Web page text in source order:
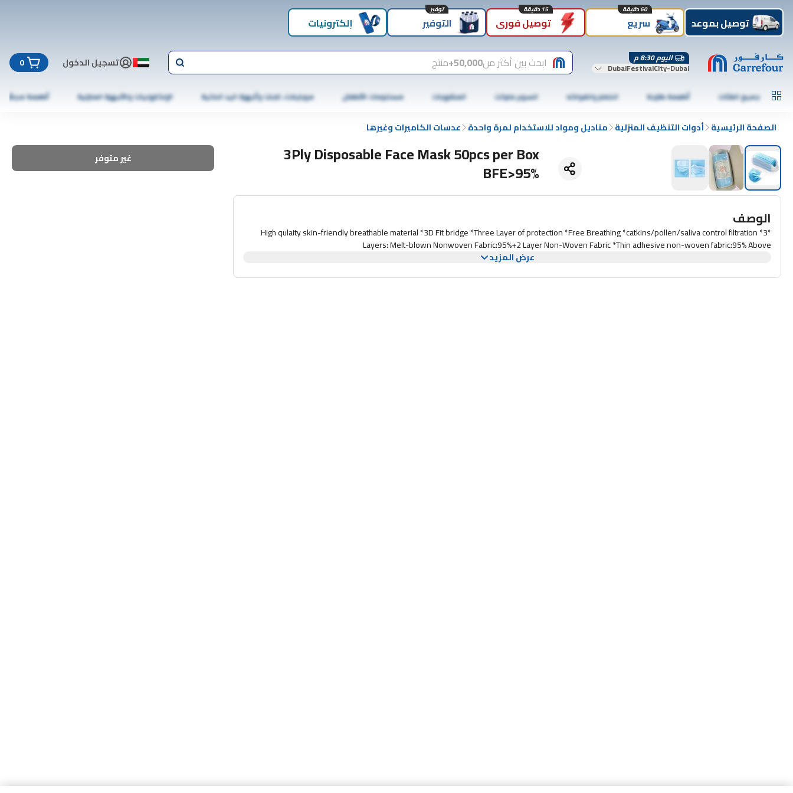
توصيل بموعد سريع
60 دقيقة
توصيل فوري
15 دقيقة
التوفير
توفير
إلكترونيات
اليوم 8:30 م
DubaiFestivalCity-Dubai ابحث بين أكثر من50,000+ منتج تسجيل الدخول 0
جميع الفئات أطعمة طازجة الخضار والفواكه السوبر ماركت المشروبات مستلزمات الأطفال موبايلات، تابلت وأجهزة اليد الذكية الإلكترونيات والأجهزة المنزلية أطعمة مجمّدة
الصفحة الرئيسية أدوات التنظيف المنزلية مناديل ومواد للاستخدام لمرة واحدة عدسات الكاميرات وغيرها
3Ply Disposable Face Mask 50pcs per Box
BFE>95%
غير متوفر
الوصف
*High qulaity skin-friendly breathable material *3D Fit bridge *Three Layer of protection *Free Breathing *catkins/pollen/saliva control filtration *3
Layers: Melt-blown Nonwoven Fabric:95%+2 Layer Non-Woven Fabric *Thin adhesive non-woven fabric:95% Above
عرض المزيد